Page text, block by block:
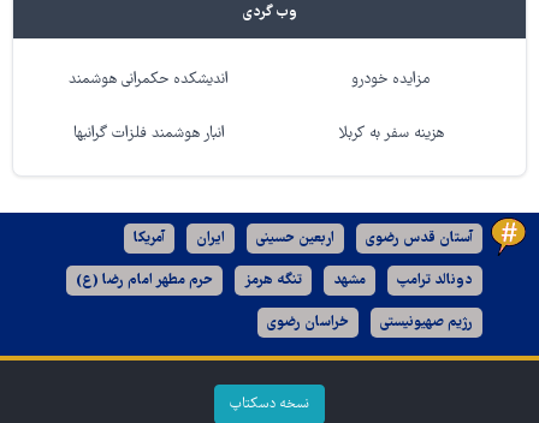
وب گردی
مزایده خودرو اندیشکده حکمرانی هوشمند
هزینه سفر به کربلا انبار هوشمند فلزات گرانبها
آستان قدس رضوی اربعین حسینی ایران آمریکا
دونالد ترامپ مشهد تنگه هرمز حرم مطهر امام رضا (ع)
رژیم صهیونیستی خراسان رضوی
نسخه دسکتاپ